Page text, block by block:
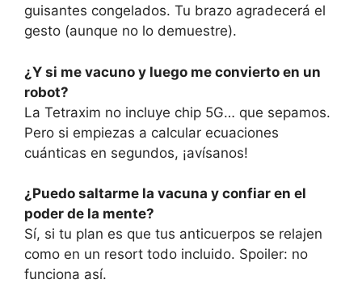
guisantes congelados. Tu brazo agradecerá el
gesto (aunque no lo demuestre).
¿Y si me vacuno y luego me convierto en un
robot?
La Tetraxim no incluye chip 5G… que sepamos.
Pero si empiezas a calcular ecuaciones
cuánticas en segundos, ¡avísanos!
¿Puedo saltarme la vacuna y confiar en el
poder de la mente?
Sí, si tu plan es que tus anticuerpos se relajen
como en un resort todo incluido. Spoiler: no
funciona así.